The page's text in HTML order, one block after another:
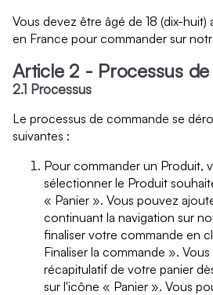
Vous devez être âgé de 18 (dix-huit)
en France pour commander sur
Article 2 - Processus
2.1 Processus
Le processus de commande se
suivantes :
Pour commander un Produit,
sélectionner le Produit
« Panier ». Vous pouvez
continuant la navigation sur
finaliser votre commande en
Finaliser la commande ».
récapitulatif de votre panier
sur l'icône « Panier ». Vous